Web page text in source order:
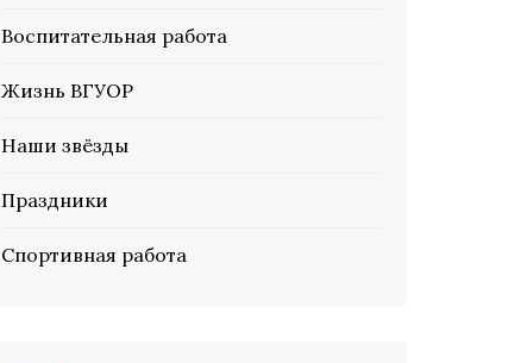
Воспитательная работа
Жизнь ВГУОР
Наши звёзды
Праздники
Спортивная работа